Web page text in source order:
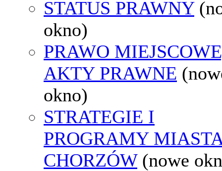
STATUS PRAWNY
okno)
PRAWO
AKTY PRAWNE
okno)
STRATEGIE I
PROGRAMY
CHORZÓW (nowe